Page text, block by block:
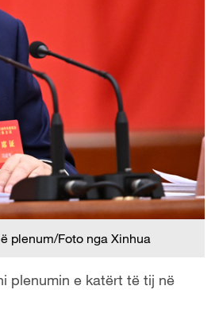
plenum/Foto nga Xinhua
plenumin e katërt të tij në